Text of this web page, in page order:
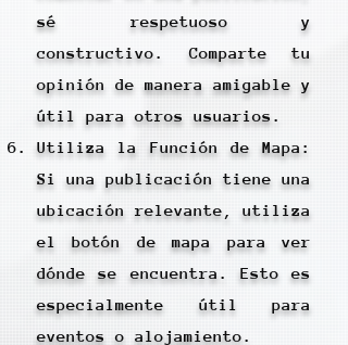
sé respetuoso y
constructivo. Comparte tu
opinión de manera amigable y
útil para otros usuarios.
Utiliza la Función de Mapa:
Si una publicación tiene una
ubicación relevante, utiliza
el botón de mapa para ver
dónde se encuentra. Esto es
especialmente útil para
eventos o alojamiento.